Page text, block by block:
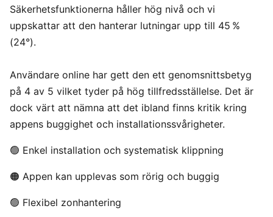
Säkerhetsfunktionerna håller hög nivå och vi
uppskattar att den hanterar lutningar upp till 45 %
(24°).
Användare online har gett den ett genomsnittsbetyg
på 4 av 5 vilket tyder på hög tillfredsställelse. Det är
dock värt att nämna att det ibland finns kritik kring
appens buggighet och installationssvårigheter.
🟢 Enkel installation och systematisk klippning
🟠 Appen kan upplevas som rörig och buggig
🟢 Flexibel zonhantering